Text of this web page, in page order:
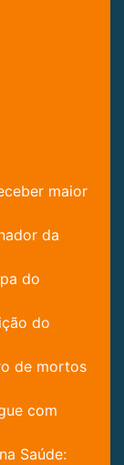
maior
da
do
do
de mortos
com
Saúde: